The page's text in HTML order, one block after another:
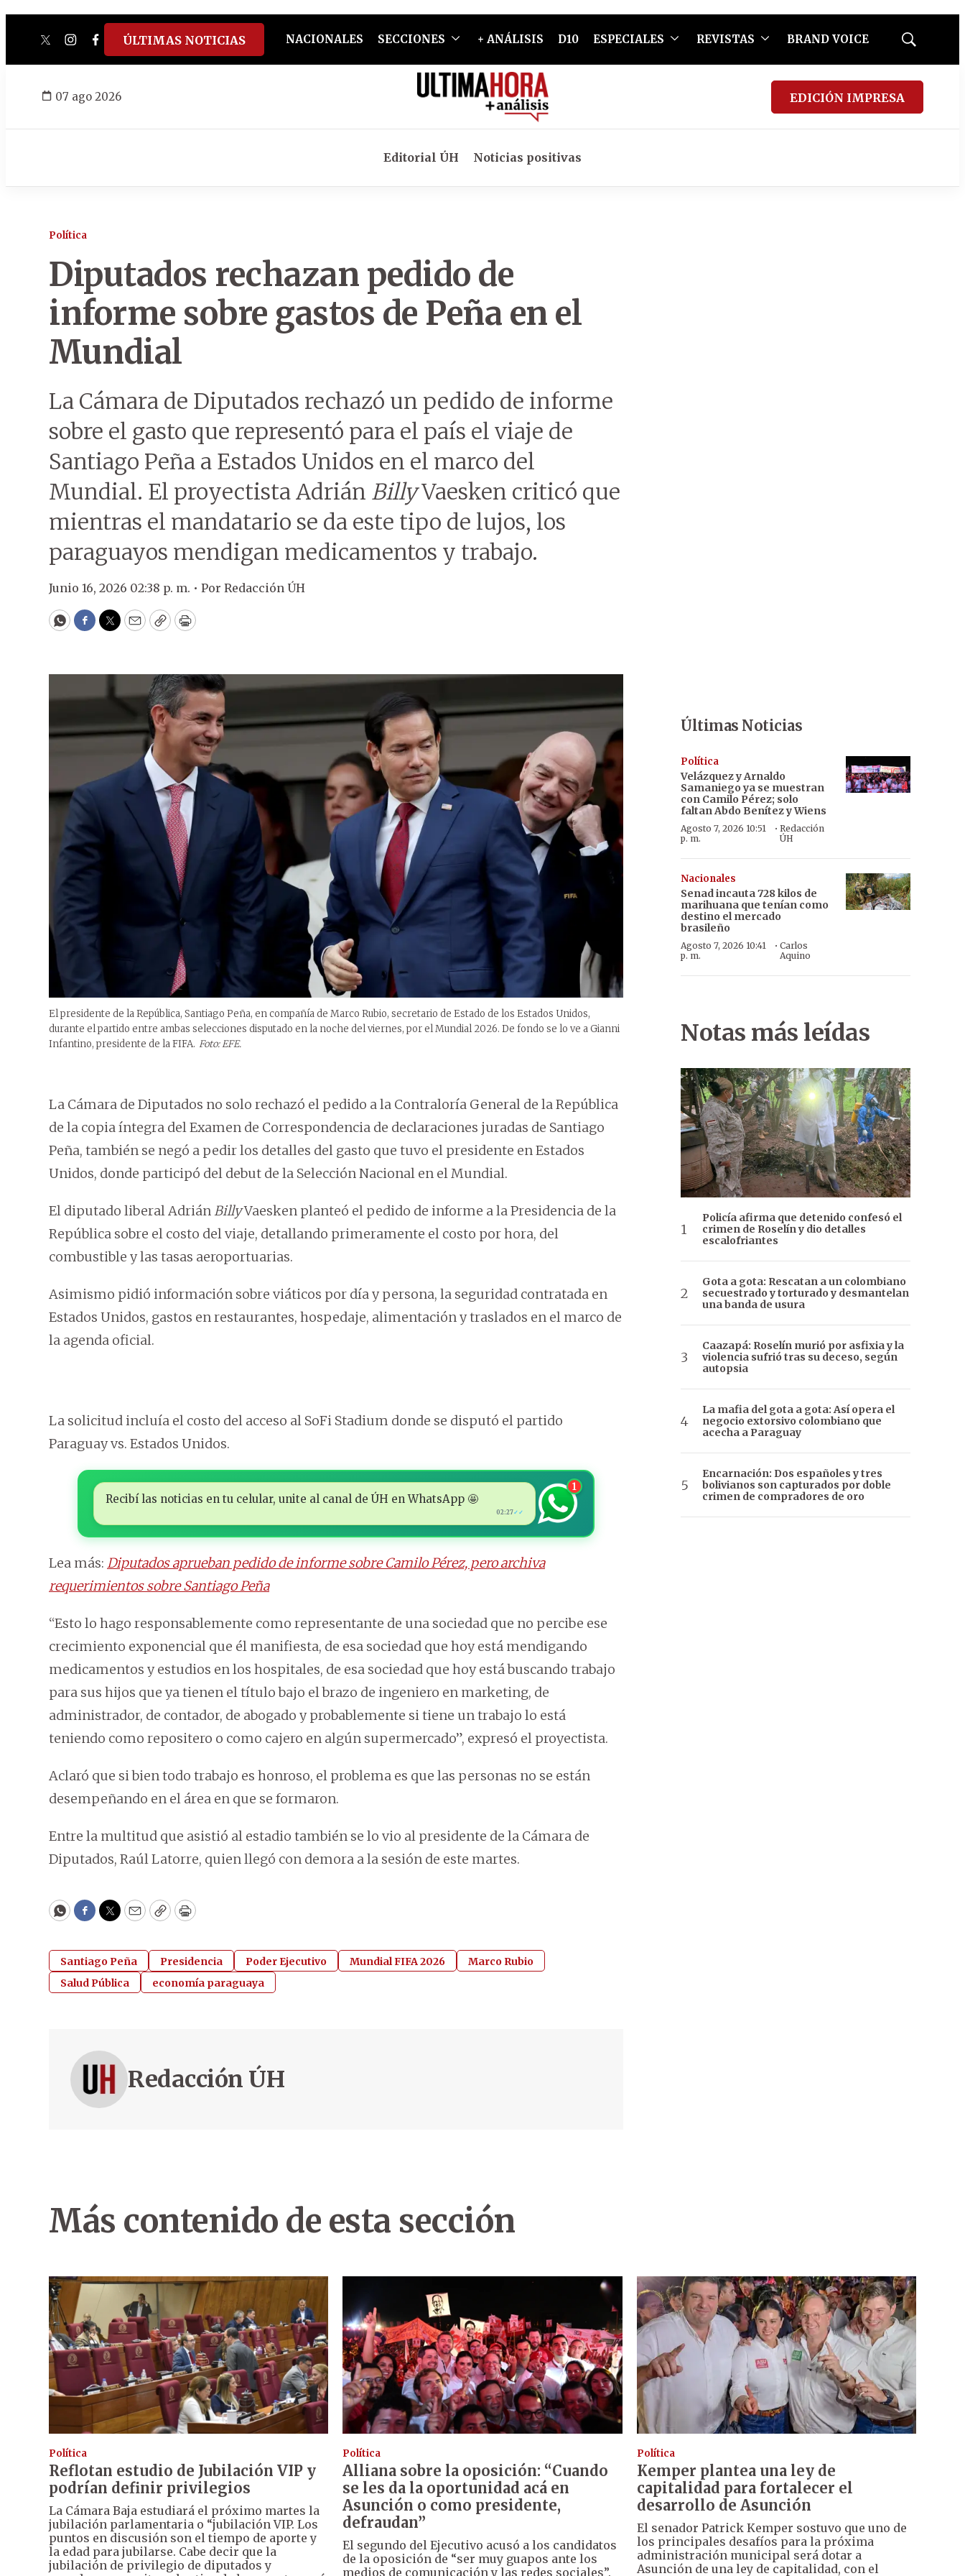
twitterinstagram
facebook
tiktokyoutube
spotify
ÚLTIMAS NOTICIAS NACIONALES SECCIONES + ANÁLISIS D10 ESPECIALES REVISTAS BRAND VOICE
Mostrar
07 ago 2026 EDICIÓN IMPRESA
Editorial ÚH Noticias positivas
Política
Diputados rechazan pedido de
informe sobre gastos de Peña en el
Mundial
La Cámara de Diputados rechazó un pedido de informe
sobre el gasto que representó para el país el viaje de
Santiago Peña a Estados Unidos en el marco del
Mundial. El proyectista Adrián BillyVaesken criticó que
mientras el mandatario se da este tipo de lujos, los
paraguayos mendigan medicamentos y trabajo.
Junio 16, 2026 02:38 p. m. • Por Redacción ÚH
WhatsApp
Facebook
Twitter
EmailCopyPrint
El presidente de la República, Santiago Peña, en compañía de Marco Rubio, secretario de Estado de los Estados Unidos,
durante el partido entre ambas selecciones disputado en la noche del viernes, por el Mundial 2026. De fondo se lo ve a Gianni
Infantino, presidente de la FIFA. Foto: EFE.
La Cámara de Diputados no solo rechazó el pedido a la Contraloría General de la República
de la copia íntegra del Examen de Correspondencia de declaraciones juradas de Santiago
Peña, también se negó a pedir los detalles del gasto que tuvo el presidente en Estados
Unidos, donde participó del debut de la Selección Nacional en el Mundial.
El diputado liberal AdriánBillyVaesken planteó el pedido de informe a la Presidencia de la
República sobre el costo del viaje, detallando primeramente el costo por hora, del
combustible y las tasas aeroportuarias.
Asimismo pidió información sobre viáticos por día y persona, la seguridad contratada en
Estados Unidos, gastos en restaurantes, hospedaje, alimentación y traslados en el marco de
la agenda oficial.
La solicitud incluía el costo del acceso al SoFi Stadium donde se disputó el partido
Paraguay vs. Estados Unidos.
Recibí las noticias en tu celular, unite al canal de ÚH en WhatsApp 🤩
02:27✓✓
1
Lea más: Diputados aprueban pedido de informe sobre Camilo Pérez, pero archiva
requerimientos sobre Santiago Peña
“Esto lo hago responsablemente como representante de una sociedad que no percibe ese
crecimiento exponencial que él manifiesta, de esa sociedad que hoy está mendigando
medicamentos y estudios en los hospitales, de esa sociedad que hoy está buscando trabajo
para sus hijos que ya tienen el título bajo el brazo de ingeniero en marketing, de
administrador, de contador, de abogado y probablemente si tiene un trabajo lo está
teniendo como repositero o como cajero en algún supermercado”, expresó el proyectista.
Aclaró que si bien todo trabajo es honroso, el problema es que las personas no se están
desempeñando en el área en que se formaron.
Entre la multitud que asistió al estadio también se lo vio al presidente de la Cámara de
Diputados, Raúl Latorre, quien llegó con demora a la sesión de este martes.
WhatsApp
Facebook
Twitter
EmailCopyPrint
Santiago Peña Presidencia Poder Ejecutivo Mundial FIFA 2026
Marco Rubio
Salud Pública
economía paraguaya
Redacción ÚH
Últimas Noticias
Política
Velázquez y Arnaldo
Samaniego ya se muestran
con Camilo Pérez; solo
faltan Abdo Benítez y Wiens
Agosto 7, 2026 10:51
p. m.
·Redacción
ÚH
Nacionales
Senad incauta 728 kilos de
marihuana que tenían como
destino el mercado
brasileño
Agosto 7, 2026 10:41
p. m.
· Carlos
Aquino
Notas más leídas
Policía afirma que detenido confesó el
crimen de Roselín y dio detalles
escalofriantes
Gota a gota: Rescatan a un colombiano
secuestrado y torturado y desmantelan
una banda de usura
Caazapá: Roselín murió por asfixia y la
violencia sufrió tras su deceso, según
autopsia
La mafia del gota a gota: Así opera el
negocio extorsivo colombiano que
acecha a Paraguay
Encarnación: Dos españoles y tres
bolivianos son capturados por doble
crimen de compradores de oro
Más contenido de esta sección
Política
Reflotan estudio de Jubilación VIP y
podrían definir privilegios
La Cámara Baja estudiará el próximo martes la
jubilación parlamentaria o “jubilación VIP. Los
puntos en discusión son el tiempo de aporte y
la edad para jubilarse. Cabe decir que la
jubilación de privilegio de diputados y
Política
Alliana sobre la oposición: “Cuando
se les da la oportunidad acá en
Asunción o como presidente,
defraudan”
El segundo del Ejecutivo acusó a los candidatos
de la oposición de “ser muy guapos ante los
medios de comunicación y las redes sociales”.
Política
Kemper plantea una ley de
capitalidad para fortalecer el
desarrollo de Asunción
El senador Patrick Kemper sostuvo que uno de
los principales desafíos para la próxima
administración municipal será dotar a
Asunción de una ley de capitalidad, con el